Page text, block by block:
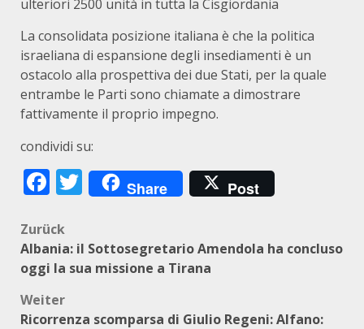
ulteriori 2500 unità in tutta la Cisgiordania
La consolidata posizione italiana è che la politica
israeliana di espansione degli insediamenti è un
ostacolo alla prospettiva dei due Stati, per la quale
entrambe le Parti sono chiamate a dimostrare
fattivamente il proprio impegno.
condividi su:
Facebook
Twitter
Share Post
Beitragsnavigation
Zurück
Albania: il Sottosegretario Amendola ha concluso
oggi la sua missione a Tirana
Weiter
Ricorrenza scomparsa di Giulio Regeni: Alfano: